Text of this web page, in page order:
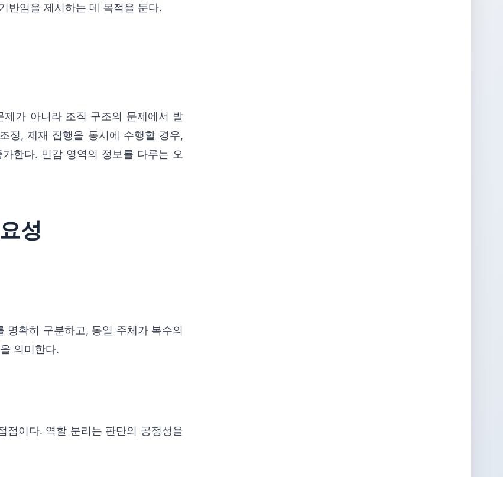
반임을 제시하는 데 목적을 둔다.
가 아니라 조직 구조의 문제에서 발
정, 제재 집행을 동시에 수행할 경우,
한다. 민감 영역의 정보를 다루는 오
성
명확히 구분하고, 동일 주체가 복수의
의미한다.
점이다. 역할 분리는 판단의 공정성을